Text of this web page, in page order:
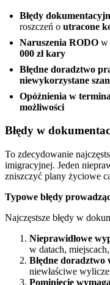
Błędy
roszczeń o utracone
Naruszenia RODO w
000 zł kary
Błędne doradztwo
niewykorzystane
Opóźnienia w
możliwości
Błędy w
To zdecydowanie
imigracyjnej. Jeden
zniszczyć plany życiowe
Typowe błędy
Najczęstsze błędy w
Nieprawidłowe
w datach,
Błędne
niewłaściwe
Pominięcie